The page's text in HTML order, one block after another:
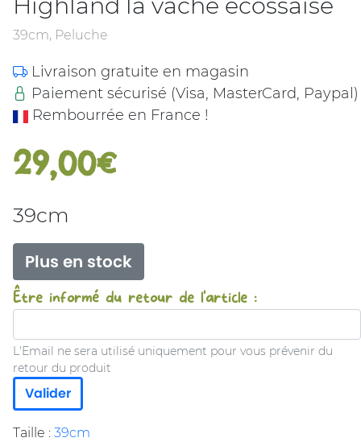
39cm, Peluche
Livraison gratuite en magasin
Paiement sécurisé (Visa, MasterCard, Paypal)
Rembourrée en France !
29,00€
39cm
Plus en stock
Être informé du retour de l'article :
L'Email ne sera utilisé uniquement pour vous prévenir du
retour du produit
Valider
Taille : 39cm